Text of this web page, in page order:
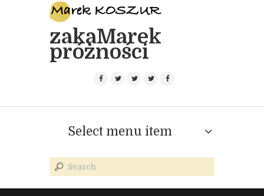
zakaMarek
próżności
Select menu item